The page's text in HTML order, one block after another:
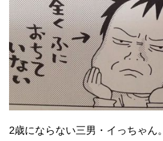
2歳にならない三男・イっちゃん。